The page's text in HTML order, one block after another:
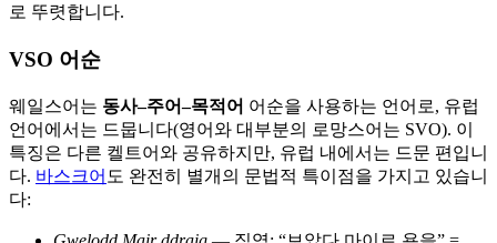
로 뚜렷합니다.
VSO 어순
웨일스어는 동사–주어–목적어 어순을 사용하는 언어로, 유럽
언어에서는 드뭅니다(영어와 대부분의 로망스어는 SVO). 이
특징은 다른 켈트어와 공유하지만, 유럽 내에서는 드문 편입니
다. 바스크어 도 완전히 별개의 문법적 특이점을 가지고 있습니
다: